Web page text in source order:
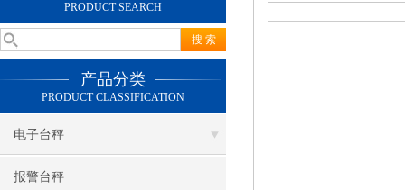
PRODUCT SEARCH
产品分类
PRODUCT CLASSIFICATION
电子台秤
报警台秤